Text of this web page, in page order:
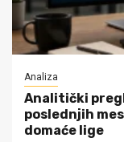
Analiza
Analitički
poslednjih
domaće lige